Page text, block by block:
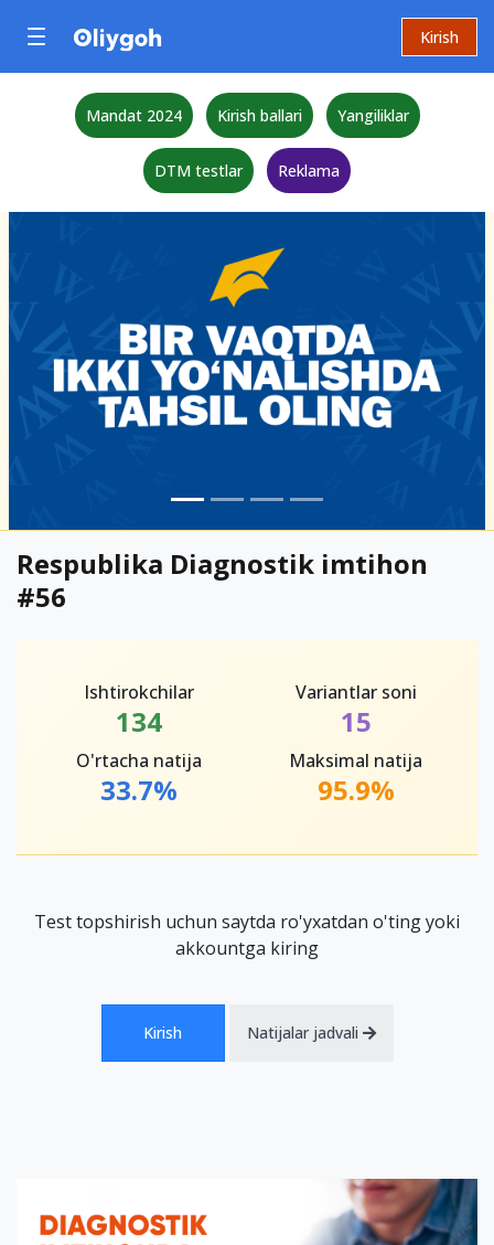
Kirish
Mandat 2024 Kirish ballari Yangiliklar
DTM testlar Reklama
Respublika Diagnostik imtihon
#56
Ishtirokchilar
134
Variantlar soni
15
O'rtacha natija
33.7%
Maksimal natija
95.9%
Test topshirish uchun saytda ro'yxatdan o'ting yoki
akkountga kiring
Kirish Natijalar jadvali